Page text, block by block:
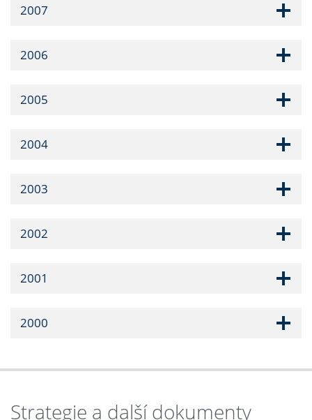
2007
2006
2005
2004
2003
2002
2001
2000
Strategie a další dokumenty